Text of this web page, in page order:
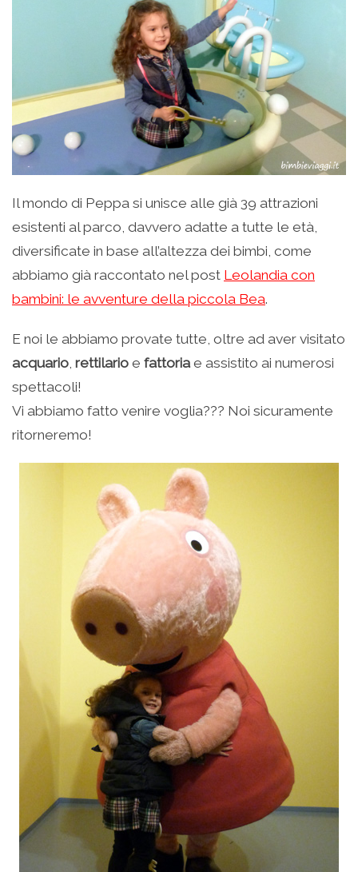
Il mondo di Peppa si unisce alle già 39 attrazioni
esistenti al parco, davvero adatte a tutte le età,
diversificate in base all’altezza dei bimbi, come
abbiamo già raccontato nel post Leolandia con
bambini: le avventure della piccola Bea.
E noi le abbiamo provate tutte, oltre ad aver visitato
acquario, rettilario e fattoriae assistito ai numerosi
spettacoli!
Vi abbiamo fatto venire voglia??? Noi sicuramente
ritorneremo!